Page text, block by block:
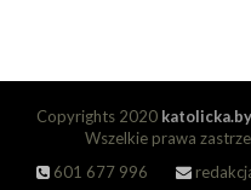
Copyrights 2020
Wszelkie prawa
601 677 996